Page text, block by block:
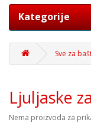
Kategorije
Sve za
Ljuljaske
Nema proizvoda za